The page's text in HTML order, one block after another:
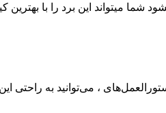
میتواند این برد را با بهترین
، می‌توانید به راحتی